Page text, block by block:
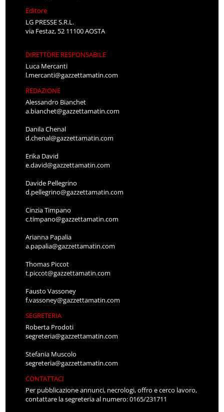
Editore
LG PRESSE S.R.L.
via Festaz, 52 11100 AOSTA
DIRETTORE RESPONSABILE
Luca Mercanti
l.mercanti@gazzettamatin.com
REDAZIONE
Alessandro Bianchet
a.bianchet@gazzettamatin.com
Danila Chenal
d.chenal@gazzettamatin.com
Erika David
e.david@gazzettamatin.com
Davide Pellegrino
d.pellegrino@gazzettamatin.com
Cinzia Timpano
c.timpano@gazzettamatin.com
Arianna Papalia
a.papalia@gazzettamatin.com
Thomas Piccot
t.piccot@gazzettamatin.com
Fausto Vassoney
f.vassoney@gazzettamatin.com
SEGRETERIA
Roberta Prodoti
segreteria@gazzettamatin.com
Stefania Muscolo
segreteria@gazzettamatin.com
CONTATTACI
Per pubblicazione annunci, necrologi, offro e cerco lavoro,
contattare la segreteria al numero: 0165/231711